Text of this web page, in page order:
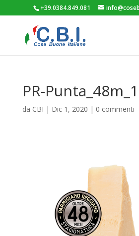
+39.0384.849.081
PR-
da CBI | Dic 1, 2020 | 0 commenti